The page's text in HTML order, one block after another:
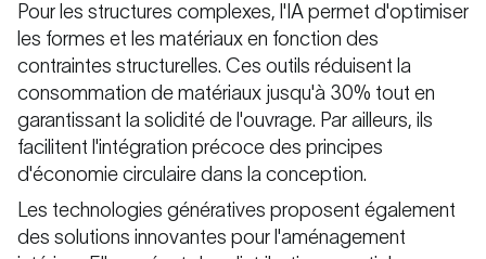
Pour les structures complexes, l'IA permet d'optimiser
les formes et les matériaux en fonction des
contraintes structurelles. Ces outils réduisent la
consommation de matériaux jusqu'à 30% tout en
garantissant la solidité de l'ouvrage. Par ailleurs, ils
facilitent l'intégration précoce des principes
d'économie circulaire dans la conception.
Les technologies génératives proposent également
des solutions innovantes pour l'aménagement